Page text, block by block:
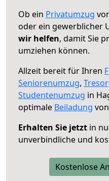
Ob ein Privatumzug
oder ein gewerblicher
wir helfen, damit Sie
umziehen können.
Allzeit bereit für Ihren
Seniorenumzug, Tresor
Studentenumzug in
optimale Beiladung
Erhalten Sie jetzt in
unverbindliche und
Kostenlose